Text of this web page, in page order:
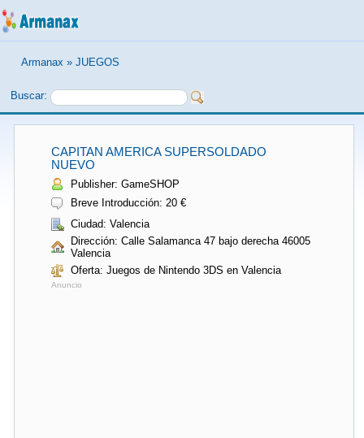
Armanax » JUEGOS
Buscar:
CAPITAN AMERICA SUPERSOLDADO
NUEVO
Publisher: GameSHOP
Breve Introducción: 20 €
Ciudad: Valencia
Dirección: Calle Salamanca 47 bajo derecha 46005
Valencia
Oferta: Juegos de Nintendo 3DS en Valencia
Anuncio